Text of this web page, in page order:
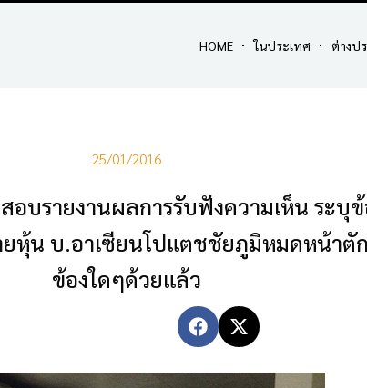
HOME ในประเทศ ต่างป
25/01/2016
บรายงานผลการรับฟังความเห็น ระบุข้
ยหุ้น บ.อาเซียนโปแตชชัยภูมิหมดหน้าตั
ข้องใดๆด้วยแล้ว